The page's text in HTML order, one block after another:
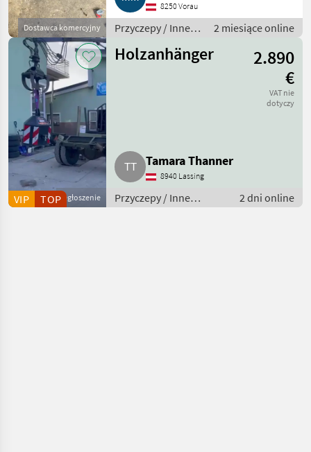
Dostawca komercyjny
8250 Vorau
Przyczepy / Inne
2 miesiące online
Ogłoszenie
VIP TOP
Holzanhänger
2.890
€
VAT nie
dotyczy
Tamara Thanner
8940 Lassing
Przyczepy / Inne
przyczepy
2 dni online